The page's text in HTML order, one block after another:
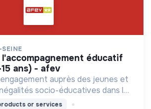
ans) - afev
auprès des jeunes et
socio-éducatives dans les
or services